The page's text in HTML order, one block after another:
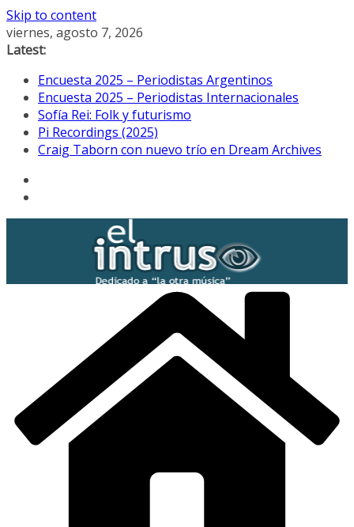
Skip to content
viernes, agosto 7, 2026
Latest:
Encuesta 2025 – Periodistas Argentinos
Encuesta 2025 – Periodistas Internacionales
Sofía Rei: Folk y futurismo
Pi Recordings (2025)
Craig Taborn con nuevo trío en Dream Archives